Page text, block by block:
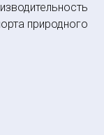
природного